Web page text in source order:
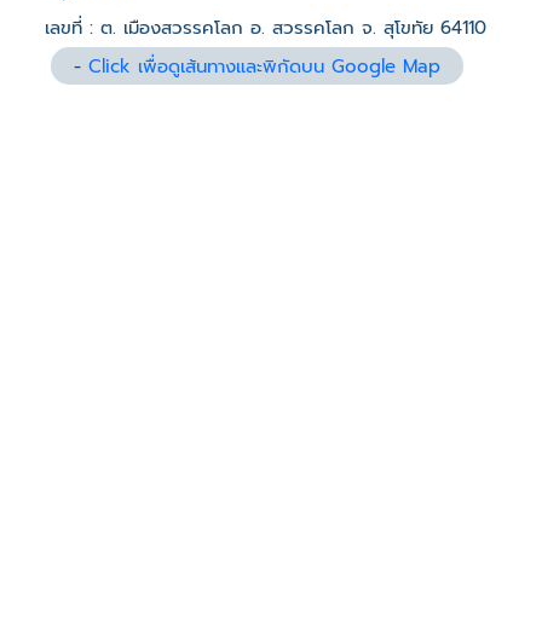
เลขที่ : ต. เมืองสวรรคโลก อ. สวรรคโลก จ. สุโขทัย 64110
-Click เพื่อดูเส้นทางและพิกัดบน Google Map